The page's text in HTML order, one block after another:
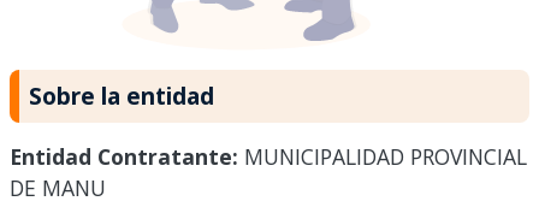
Sobre la entidad
Entidad Contratante: MUNICIPALIDAD PROVINCIAL
DE MANU